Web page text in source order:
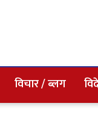
विचार / ब्लग